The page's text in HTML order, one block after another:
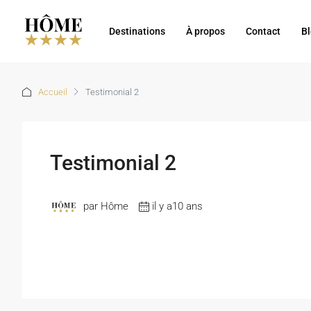
Destinations À propos Contact
Accueil Testimonial 2
Testimonial 2
par Hôme il y a10 ans